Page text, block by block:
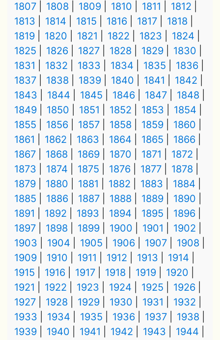
1807
1808 1809 1810 1811
1812
1813
1814 1815 1816 1817
1818
1819
1820 1821 1822 1823
1824
1825
1826 1827 1828 1829
1830
1831
1832 1833 1834 1835
1836
1837
1838 1839 1840 1841
1842
1843
1844 1845 1846 1847
1848
1849
1850 1851 1852 1853
1854
1855
1856 1857 1858 1859
1860
1861
1862 1863 1864 1865
1866
1867
1868 1869 1870 1871
1872
1873
1874 1875 1876 1877
1878
1879
1880 1881 1882 1883
1884
1885
1886 1887 1888 1889
1890
1891
1892 1893 1894 1895
1896
1897
1898 1899 1900 1901
1902
1903
1904 1905 1906 1907
1908
1909
1910 1911 1912 1913
1914
1915
1916 1917 1918 1919
1920
1921
1922 1923 1924 1925
1926
1927
1928 1929 1930 1931
1932
1933
1934 1935 1936 1937
1938
1939
1940 1941 1942 1943
1944